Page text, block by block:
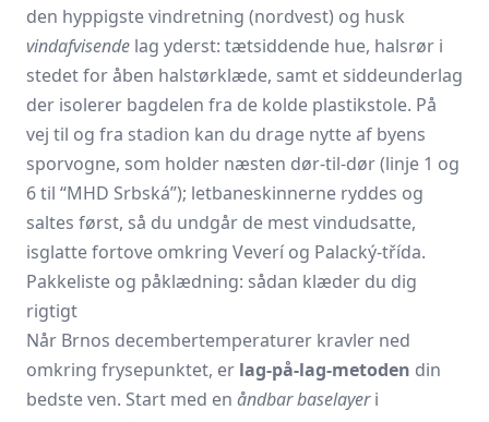
den hyppigste vindretning (nordvest) og husk
vindafvisende lag yderst: tætsiddende hue, halsrør i
stedet for åben halstørklæde, samt et siddeunderlag
der isolerer bagdelen fra de kolde plastikstole. På
vej til og fra stadion kan du drage nytte af byens
sporvogne, som holder næsten dør-til-dør (linje 1 og
6 til “MHD Srbská”); letbaneskinnerne ryddes og
saltes først, så du undgår de mest vindudsatte,
isglatte fortove omkring Veverí og Palacký-třída.
Pakkeliste og påklædning: sådan klæder du dig
rigtigt
Når Brnos decembertemperaturer kravler ned
omkring frysepunktet, er lag-på-lag-metoden din
bedste ven. Start med en åndbar baselayeri